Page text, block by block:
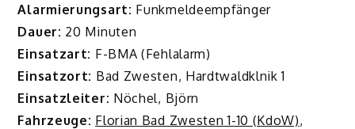
Alarmierungsart: Funkmeldeempfänger
Dauer: 20 Minuten
Einsatzart: F-BMA (Fehlalarm)
Einsatzort: Bad Zwesten, Hardtwaldklnik 1
Einsatzleiter: Nöchel, Björn
Fahrzeuge: Florian Bad Zwesten 1-10 (KdoW),